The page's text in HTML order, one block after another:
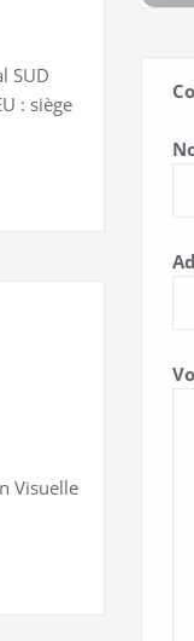
SUD
: siège
Visuelle